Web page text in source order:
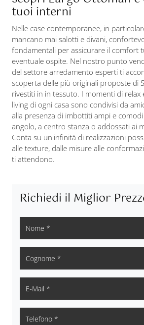
tuoi interni
Nelle case contemporanee, in
mancano mai salotti e divani,
fondamentali per assicurare il comfort
eventuale ospite. Nel nostro punto
del settore arredamento esperti ti
scoperta delle più originali proposte di
rivestiti in in tessuto. I momenti di relax
living di ogni casa sono condivisi da
alla presenza di imbottiti ampi e
angolo, a centro stanza o addossati ai
Conta su un'infinità di realizzazioni
alle texture, dalle misure alle
ti attendono.
Richiedi il Miglior